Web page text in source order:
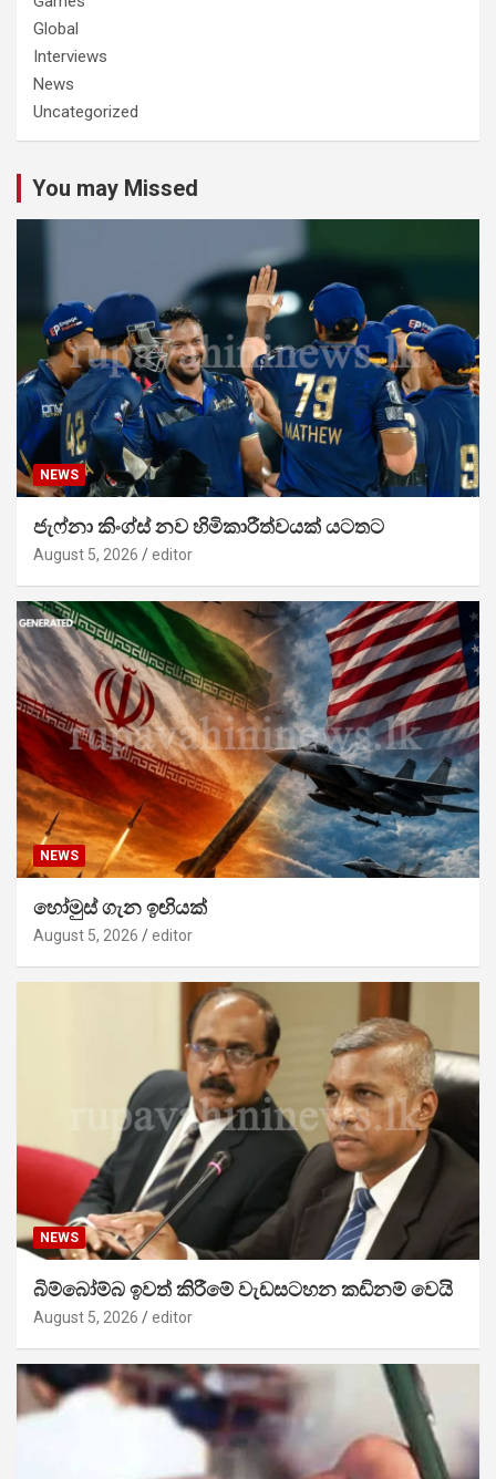
Global
Interviews
News
Uncategorized
You may Missed
NEWS
ජැෆ්නා කිංග්ස් නව හිමිකාරීත්වයක් යටතට
August 5, 2026 editor
NEWS
හෝමුස් ගැන ඉඟියක්
August 5, 2026 editor
NEWS
බිම්බෝම්බ ඉවත් කිරීමේ වැඩසටහන කඩිනම් වෙයි
August 5, 2026 editor